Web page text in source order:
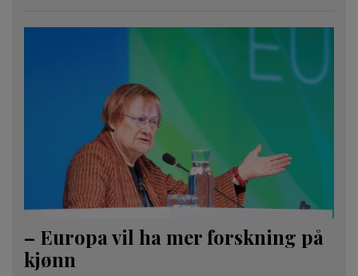
– Europa vil ha mer forskning på
kjønn